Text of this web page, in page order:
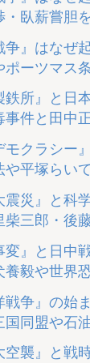
・臥薪嘗胆
争』はなぜ
ポーツマス
鉄所』と日
事件と田中
モクラシー
や平塚らい
震災』と科
柴三郎・後
変』と日中
養毅や世界
戦争』の始
国同盟や石
空襲』と戦